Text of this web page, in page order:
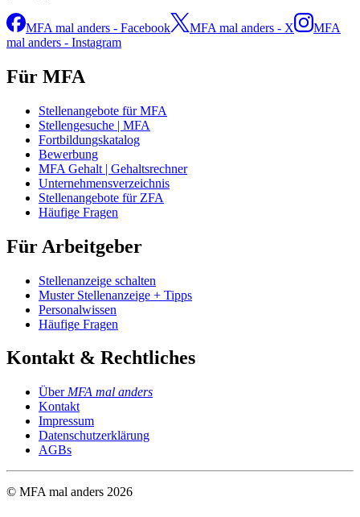
MFA mal anders - Facebook MFA mal anders - X
MFA
mal anders - Instagram
Für MFA
Stellenangebote für MFA
Stellengesuche | MFA
Fortbildungskatalog
Bewerbung
MFA Gehalt | Gehaltsrechner
Unternehmensverzeichnis
Stellenangebote für ZFA
Häufige Fragen
Für Arbeitgeber
Stellenanzeige schalten
Muster Stellenanzeige + Tipps
Personalwissen
Häufige Fragen
Kontakt & Rechtliches
Über MFA mal anders
Kontakt
Impressum
Datenschutzerklärung
AGBs
© MFA mal anders 2026